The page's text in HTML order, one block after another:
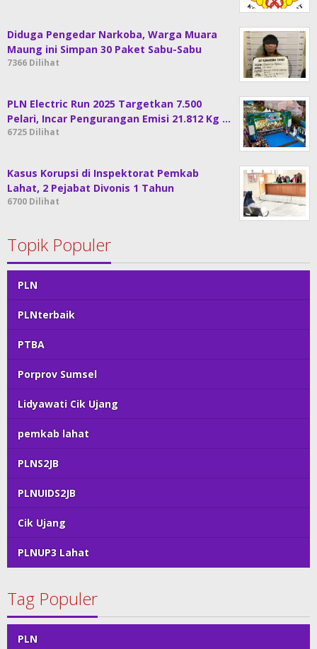
Diduga Pengedar Narkoba, Warga Muara
Maung ini Simpan 30 Paket Sabu-Sabu
7366 Dilihat
PLN Electric Run 2025 Targetkan 7.500
Pelari, Incar Pengurangan Emisi 21.812 Kg …
6725 Dilihat
Kasus Korupsi di Inspektorat Pemkab
Lahat, 2 Pejabat Divonis 1 Tahun
6700 Dilihat
Topik Populer
PLN
PLNterbaik
PTBA
Porprov Sumsel
Lidyawati Cik Ujang
pemkab lahat
PLNS2JB
PLNUIDS2JB
Cik Ujang
PLNUP3 Lahat
Tag Populer
PLN